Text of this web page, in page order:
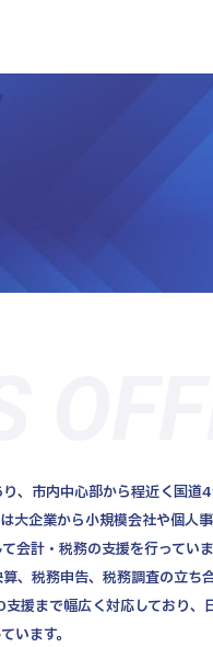
、市内中心部から程近く国道
大企業から小規模会社や個人
会計・税務の支援を行ってい
、税務申告、税務調査の立ち
援まで幅広く対応しており、
います。